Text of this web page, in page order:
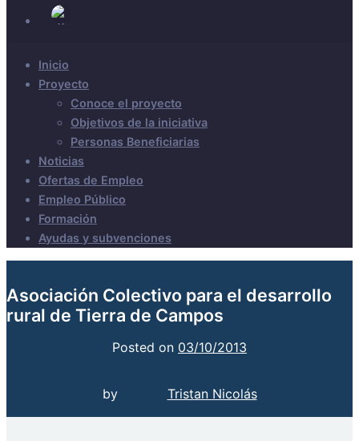
Inicio
Proyecto
Conoce el proyecto
Objetivos de la iniciativa
Personas Beneficiarias
Noticias
Ofertas de Empleo
Empleo Público
Formación
Ayudas y subvenciones
Asociación Colectivo para el desarrollo
rural de Tierra de Campos
Posted on 03/10/2013
by Tristan Nicolás